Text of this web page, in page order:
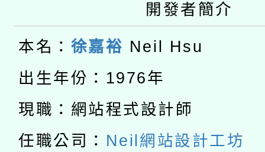
動」
開 智慧啟航」
本校115學年度第2次
招甄選結果公告(無人
招)
適應運動共學行動站研
本館辦理115年度閱讀
暨閱讀推動專業研習
科技賦能─人工智慧
礎課程
A3數位素養講師名單
開發者簡介
本名： 徐嘉裕 Neil Hsu
出生年份：1976年
現職：網站程式設計師
任職公司： Neil網站設計工坊